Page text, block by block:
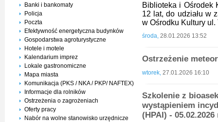
Banki i bankomaty
Policja
Poczta
Efektywność energetyczna budynków
Gospodarstwa agroturystyczne
Hotele i motele
Kalendarium imprez
Lokale gastronomiczne
Mapa miasta
Komunikacja (PKS / NKA / PKP/ NAFTEX)
Informacje dla rolników
Ostrzeżenia o zagrożeniach
Oferty pracy
Nabór na wolne stanowisko urzędnicze
Biblioteka i Ośrodek
12 lat, do udziału w
w Ośrodku Kultury ul.
środa, 28.01.2026 13:52
Ostrzeżenie
wtorek, 27.01.2026 16:10
Szkolenie z
wystąpieniem
(HPAI) -